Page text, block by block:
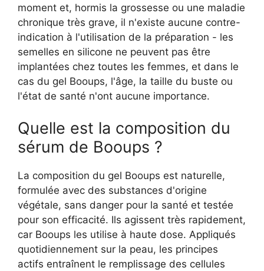
moment et, hormis la grossesse ou une maladie
chronique très grave, il n'existe aucune contre-
indication à l'utilisation de la préparation - les
semelles en silicone ne peuvent pas être
implantées chez toutes les femmes, et dans le
cas du gel Booups, l'âge, la taille du buste ou
l'état de santé n'ont aucune importance.
Quelle est la composition du
sérum de Booups ?
La composition du gel Booups est naturelle,
formulée avec des substances d'origine
végétale, sans danger pour la santé et testée
pour son efficacité. Ils agissent très rapidement,
car Booups les utilise à haute dose. Appliqués
quotidiennement sur la peau, les principes
actifs entraînent le remplissage des cellules